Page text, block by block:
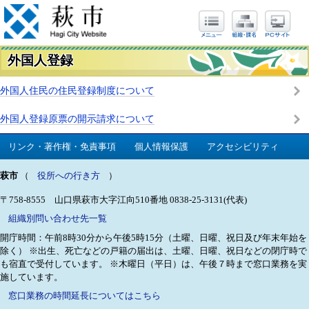
外国人登録
外国人住民の住民登録制度について
外国人登録原票の開示請求について
リンク・著作権・免責事項 個人情報保護 アクセシビリティ
萩市 （ 役所への行き方 ）
〒758-8555 山口県萩市大字江向510番地 0838-25-3131(代表)
組織別問い合わせ先一覧
開庁時間：午前8時30分から午後5時15分（土曜、日曜、祝日及び年末年始を
除く）
※出生、死亡などの戸籍の届出は、土曜、日曜、祝日などの閉庁時で
も宿直で受付しています。
※木曜日（平日）は、午後７時まで窓口業務を実
施しています。
窓口業務の時間延長についてはこちら